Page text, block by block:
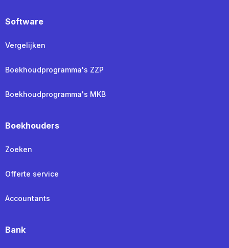
Software
Vergelijken
Boekhoudprogramma's ZZP
Boekhoudprogramma's MKB
Boekhouders
Zoeken
Offerte service
Accountants
Bank